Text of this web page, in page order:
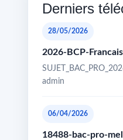
Derniers
28/05/2026
2026-BCP-
admin
06/04/2026
18488-bac-pro-